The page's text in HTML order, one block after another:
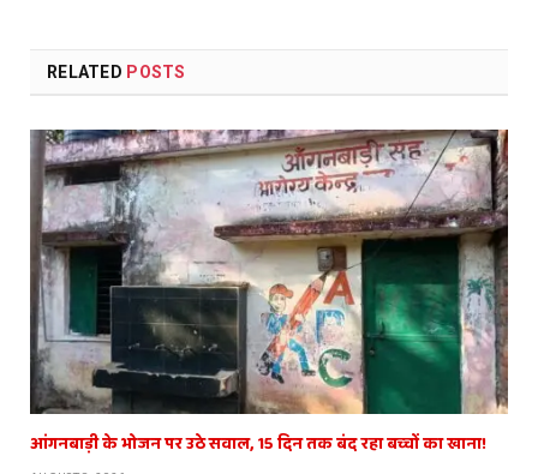
RELATED POSTS
आंगनबाड़ी के भोजन पर उठे सवाल, 15 दिन तक बंद रहा बच्चों का खाना!